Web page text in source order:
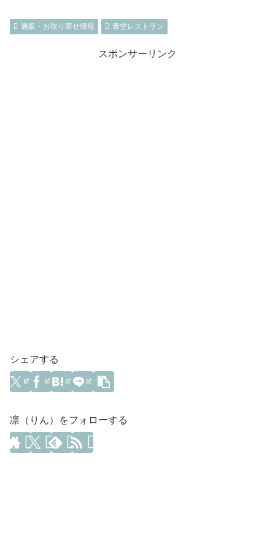
通販・お取り寄せ情報 青空レストラン
スポンサーリンク
シェアする
凛（りん）をフォローする